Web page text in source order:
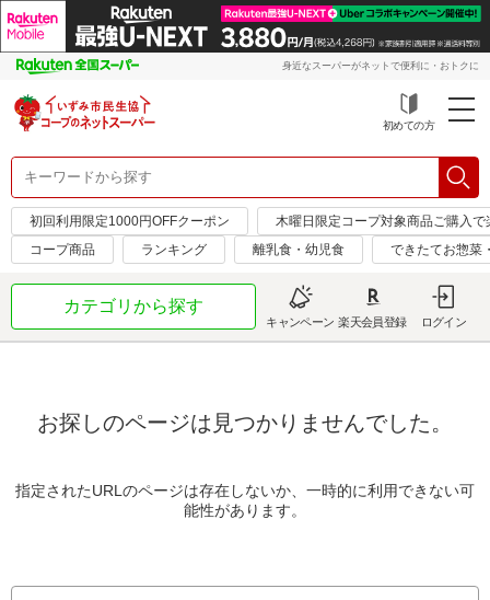
身近なスーパーがネットで便利に・おトクに
初めての方
初回利用限定1000円OFFクーポン
木曜日限定コープ対象商品ご購入
コープ商品
ランキング 離乳食・幼児食 できたてお惣菜
カテゴリから探す
キャンペーン 楽天会員登録 ログイン
お探しのページは見つかりませんでした。
指定されたURLのページは存在しないか、一時的に利用できない可
能性があります。